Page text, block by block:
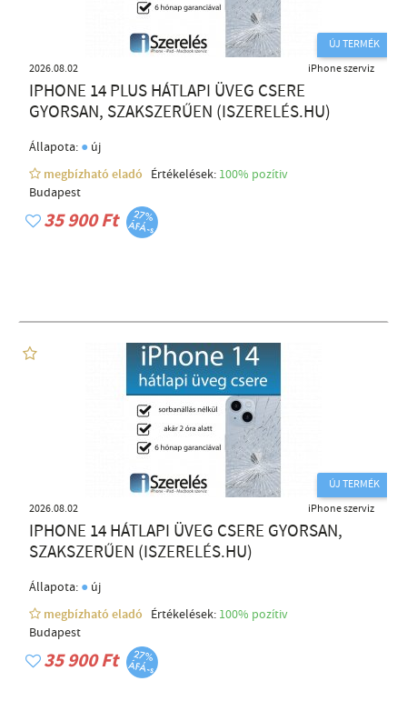
ÚJ TERMÉK
2026.08.02
iPhone szerviz
IPHONE 14 PLUS HÁTLAPI ÜVEG CSERE
GYORSAN, SZAKSZERŰEN (ISZERELÉS.HU)
Állapota: ● új
megbízható eladó
Értékelések: 100% pozítiv
Budapest
35 900 Ft
ÚJ TERMÉK
2026.08.02
iPhone szerviz
IPHONE 14 HÁTLAPI ÜVEG CSERE GYORSAN,
SZAKSZERŰEN (ISZERELÉS.HU)
Állapota: ● új
megbízható eladó
Értékelések: 100% pozítiv
Budapest
35 900 Ft